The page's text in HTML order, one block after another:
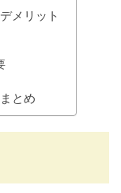
メリット
とめ